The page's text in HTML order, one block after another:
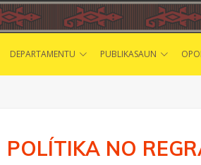
DEPARTAMENTU PUBLIKASAUN
POLÍTIKA NO